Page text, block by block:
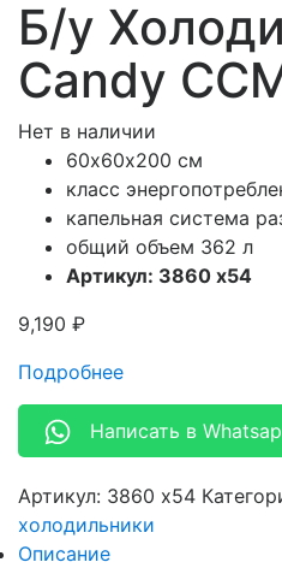
Б/у
Candy
Нет в наличии
60х60х200 см
класс
капельная система
общий объем 362 л
Артикул: 3860 x54
9,190 ₽
Подробнее
Написать в
Артикул: 3860 x54
холодильники
Описание